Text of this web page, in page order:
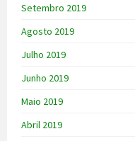
Setembro 2019
Agosto 2019
Julho 2019
Junho 2019
Maio 2019
Abril 2019